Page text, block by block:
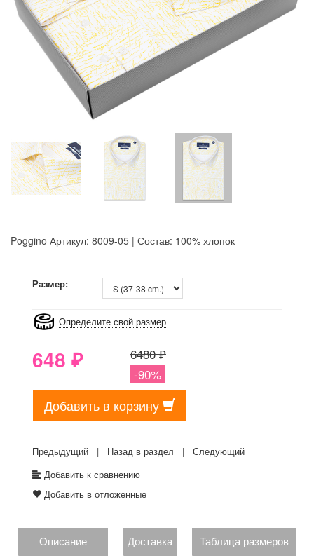
Poggino Артикул: 8009-05 | Состав: 100% хлопок
Размер:
Определите свой размер
648 ₽
6480 ₽
-90%
Добавить в корзину
Предыдущий | Назад в раздел | Следующий
Добавить к сравнению
Добавить в отложенные
Описание Доставка Таблица размеров